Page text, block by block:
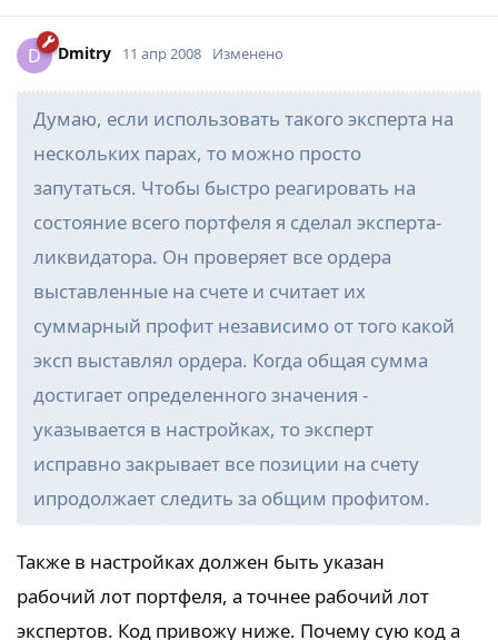
D Dmitry 11 апр 2008 Изменено
Думаю, если использовать такого эксперта на
нескольких парах, то можно просто
запутаться. Чтобы быстро реагировать на
состояние всего портфеля я сделал эксперта-
ликвидатора. Он проверяет все ордера
выставленные на счете и считает их
суммарный профит независимо от того какой
эксп выставлял ордера. Когда общая сумма
достигает определенного значения -
указывается в настройках, то эксперт
исправно закрывает все позиции на счету
ипродолжает следить за общим профитом.
Также в настройках должен быть указан
рабочий лот портфеля, а точнее рабочий лот
экспертов. Код привожу ниже. Почему сую код а